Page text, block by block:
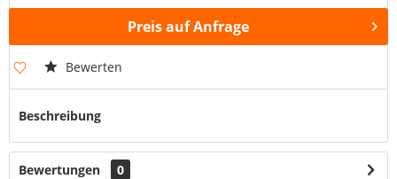
Preis auf Anfrage
Bewerten
Beschreibung
Bewertungen
0